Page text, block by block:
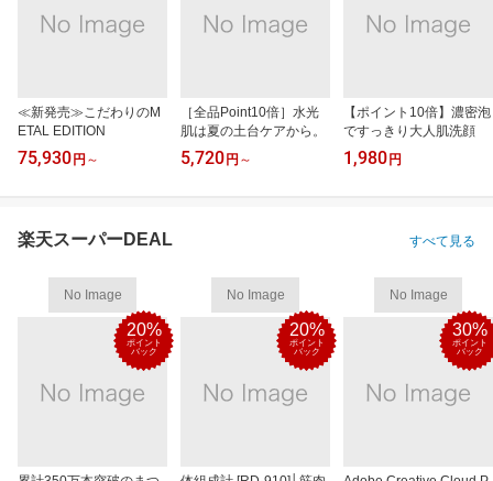
≪新発売≫こだわりのM
ETAL EDITION
75,930 円 ～
［全品Point10倍］水光
肌は夏の土台ケアから。
5,720 円 ～
【ポイント10倍】濃密泡
ですっきり大人肌洗顔
1,980 円
楽天スーパーDEAL すべて見る
No Image
20%
ポイント
バック
No Image
20%
ポイント
バック
No Image
30%
ポイント
バック